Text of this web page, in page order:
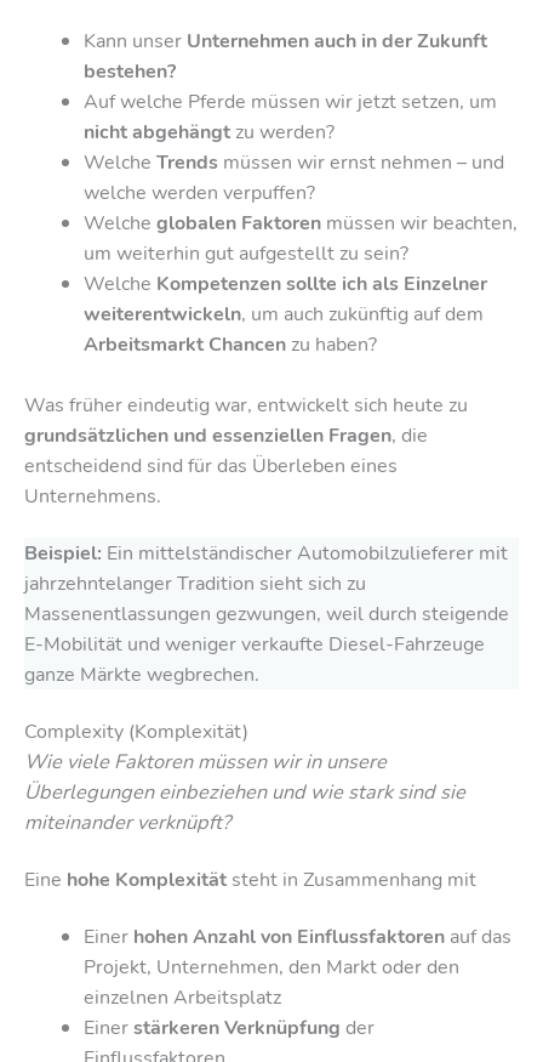
Kann unser Unternehmen auch in der Zukunft
bestehen?
Auf welche Pferde müssen wir jetzt setzen, um
nicht abgehängt zu werden?
WelcheTrends müssen wir ernst nehmen – und
welche werden verpuffen?
Welcheglobalen Faktoren müssen wir beachten,
um weiterhin gut aufgestellt zu sein?
Welche Kompetenzen sollte ich als Einzelner
weiterentwickeln, um auch zukünftig auf dem
Arbeitsmarkt Chancen zu haben?
Was früher eindeutig war, entwickelt sich heute zu
grundsätzlichen und essenziellen Fragen, die
entscheidend sind für das Überleben eines
Unternehmens.
Beispiel: Ein mittelständischer Automobilzulieferer mit
jahrzehntelanger Tradition sieht sich zu
Massenentlassungen gezwungen, weil durch steigende
E-Mobilität und weniger verkaufte Diesel-Fahrzeuge
ganze Märkte wegbrechen.
Complexity (Komplexität)
Wie viele Faktoren müssen wir in unsere
Überlegungen einbeziehen und wie stark sind sie
miteinander verknüpft?
Eine hohe Komplexität steht in Zusammenhang mit
Einer hohen Anzahl von Einflussfaktoren auf das
Projekt, Unternehmen, den Markt oder den
einzelnen Arbeitsplatz
Einerstärkeren Verknüpfungder